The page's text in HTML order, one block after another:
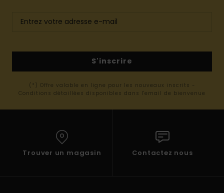
S'inscrire
(*) Offre valable en ligne pour les nouveaux inscrits -
Conditions détaillées disponibles dans l'email de bienvenue
Trouver un magasin Contactez nous